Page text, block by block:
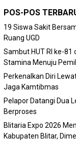
POS-POS
19 Siswa Sakit
Ruang UGD
Sambut HUT RI ke-81
Stamina Menuju
Perkenalkan Diri
Jaga Kamtibmas
Pelapor Datangi Dua
Berproses
Blitaria Expo 2026
Kabupaten Blitar,